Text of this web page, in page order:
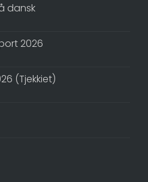
dansk
2026
(Tjekkiet)